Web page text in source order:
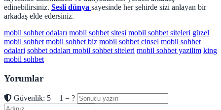
edinebilirsiniz. Sesli dünya sayesinde her şehirde sizi anlayan bir
arkadaş elde edersiniz.
mobil sohbet odaları mobil sohbet sitesi mobil sohbet siteleri güzel
mobil sohbet mobil sohbet biz mobil sohbet cinsel mobil sohbet
odalari sohbet odaları mobil sohbet siteleri mobil sohbet yazilim king
mobil sohbet
Yorumlar
Güvenlik: 5 + 1 = ?